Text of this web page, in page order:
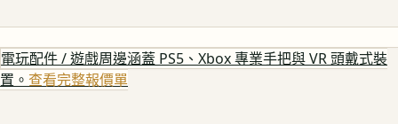
電玩配件 / 遊戲周邊涵蓋 PS5、Xbox 專業手把與 VR 頭戴式裝
置。 查看完整報價單